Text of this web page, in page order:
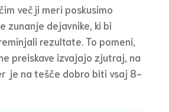
večji meri poskusimo
zunanje dejavnike, ki bi
rezultate. To pomeni,
preiskave izvajajo zjutraj, na
je na tešče dobro biti vsaj 8-